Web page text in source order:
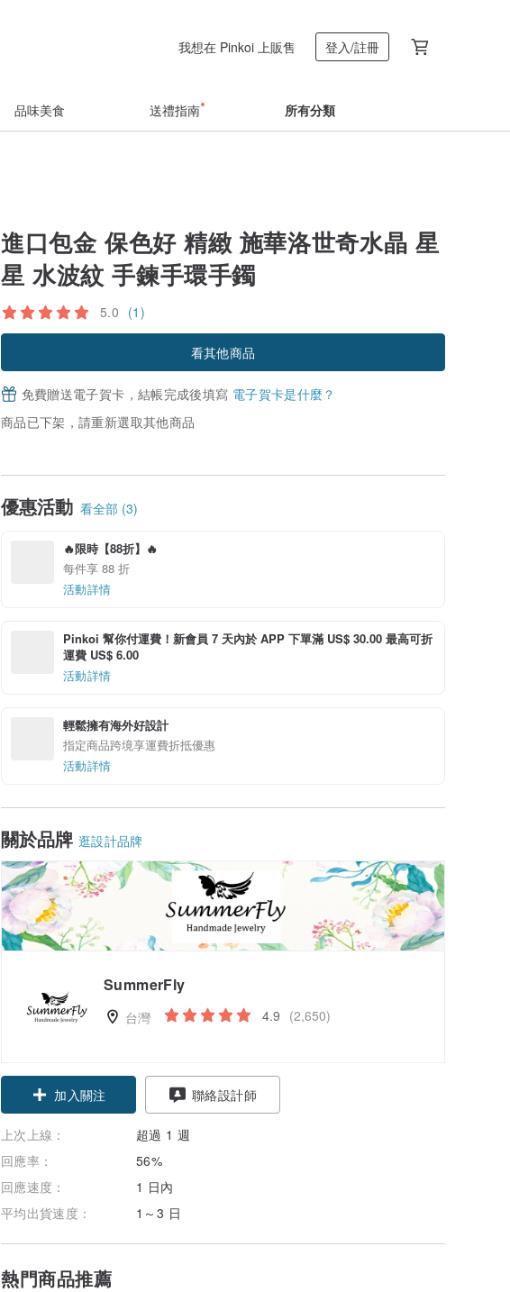
我想在 Pinkoi 上販售 登入/註冊
品味美食 送禮指南 所有分類
進口包金 保色好 精緻 施華洛世奇水晶 星
星 水波紋 手鍊手環手鐲
5.0 (1)
看其他商品
免費贈送電子賀卡，結帳完成後填寫 電子賀卡是什麼？
商品已下架，請重新選取其他商品
優惠活動 看全部 (3)
🔥限時【88折】🔥
每件享 88 折
活動詳情
Pinkoi 幫你付運費！新會員 7 天內於 APP 下單滿 US$ 30.00 最高可折
運費 US$ 6.00
活動詳情
輕鬆擁有海外好設計
指定商品跨境享運費折抵優惠
活動詳情
關於品牌 逛設計品牌
SummerFly
台灣 4.9 (2,650)
加入關注 聯絡設計師
上次上線：
超過 1 週
回應率：
56%
回應速度：
1 日內
平均出貨速度：
1～3 日
熱門商品推薦